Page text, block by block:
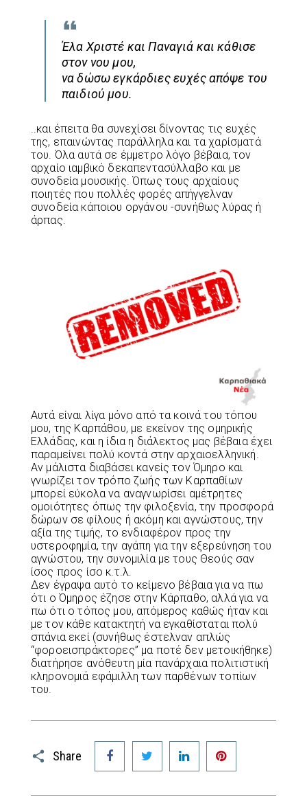
Έλα Χριστέ και Παναγιά και κάθισε
στον νου μου,
να δώσω εγκάρδιες ευχές απόψε του
παιδιού μου.
..και έπειτα θα συνεχίσει δίνοντας τις ευχές
της, επαινώντας παράλληλα και τα χαρίσματά
του. Όλα αυτά σε έμμετρο λόγο βέβαια, τον
αρχαίο ιαμβικό δεκαπεντασύλλαβο και με
συνοδεία μουσικής. Όπως τους αρχαίους
ποιητές που πολλές φορές απήγγελναν
συνοδεία κάποιου οργάνου -συνήθως λύρας ή
άρπας.
Αυτά είναι λίγα μόνο από τα κοινά του τόπου
μου, της Καρπάθου, με εκείνον της ομηρικής
Ελλάδας, και η ίδια η διάλεκτος μας βέβαια έχει
παραμείνει πολύ κοντά στην αρχαιοελληνική.
Αν μάλιστα διαβάσει κανείς τον Όμηρο και
γνωρίζει τον τρόπο ζωής των Καρπαθίων
μπορεί εύκολα να αναγνωρίσει αμέτρητες
ομοιότητες όπως την φιλοξενία, την προσφορά
δώρων σε φίλους ή ακόμη και αγνώστους, την
αξία της τιμής, το ενδιαφέρον προς την
υστεροφημία, την αγάπη για την εξερεύνηση του
αγνώστου, την συνομιλία με τους Θεούς σαν
ίσος προς ίσο κ.τ.λ.
Δεν έγραψα αυτό το κείμενο βέβαια για να πω
ότι ο Όμηρος έζησε στην Κάρπαθο, αλλά για να
πω ότι ο τόπος μου, απόμερος καθώς ήταν και
με τον κάθε κατακτητή να εγκαθίσταται πολύ
σπάνια εκεί (συνήθως έστελναν απλώς
“φοροεισπράκτορες” μα ποτέ δεν μετοικήθηκε)
διατήρησε ανόθευτη μία πανάρχαια πολιτιστική
κληρονομιά εφάμιλλη των παρθένων τοπίων
του.
Share
Facebook Twitter LinkedIn